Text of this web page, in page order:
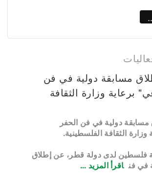
مسابقة دولية في فن
برعاية وزارة الثقافة
دولية في فن الحفر
الثقافة الفلسطينية.
فلسطين لدى دولة قطر، عن إطلاق
في فن اقرأ المزيد ...